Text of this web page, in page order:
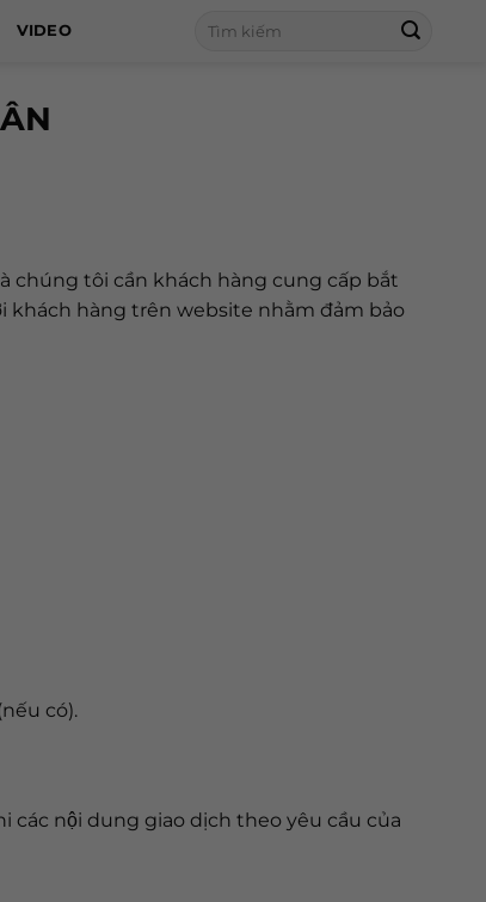
VIDEO
chúng tôi cần khách hàng cung cấp bắt
khách hàng trên website nhằm đảm bảo
có).
các nội dung giao dịch theo yêu cầu của